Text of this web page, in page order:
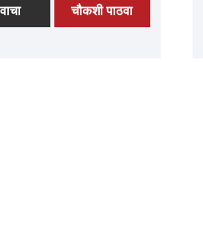
अपवादात्मक गुणवत्ता,
तंत्रज्ञान आणि प्रगत उपकरणे
चौकशी पाठवा